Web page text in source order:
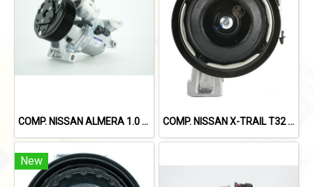
COMP. NISSAN ALMERA 1.0 TURBO COMP. NISSAN X-TRAIL T32 (4 ขา)
New